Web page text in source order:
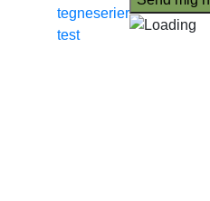
tegneserier
test